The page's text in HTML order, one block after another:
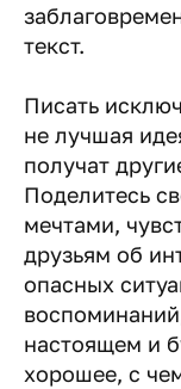
текст.
Писать
не лучшая
получат
Поделитесь
мечтами,
друзьям об
опасных
настоящем и
хорошее, с